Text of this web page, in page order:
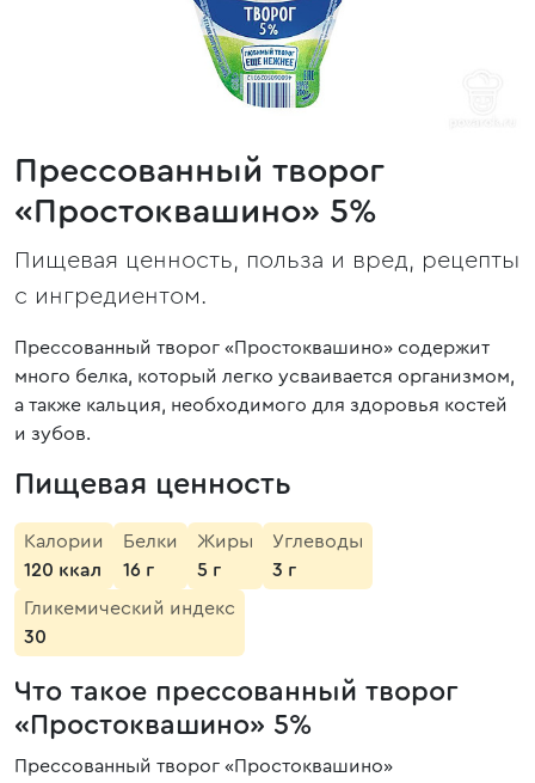
Прессованный творог
«Простоквашино» 5%
Пищевая ценность, польза и вред, рецепты
с ингредиентом.
Прессованный творог «Простоквашино» содержит
много белка, который легко усваивается организмом,
а также кальция, необходимого для здоровья костей
и зубов.
Пищевая ценность
Калории
120 ккал
Белки
16 г
Жиры
5 г
Углеводы
3 г
Гликемический индекс
30
Что такое прессованный творог
«Простоквашино» 5%
Прессованный творог «Простоквашино»